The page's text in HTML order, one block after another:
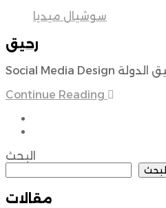
سوشيال ميديا
رحيق
Continue Reading
البحث
البحث
مقالات